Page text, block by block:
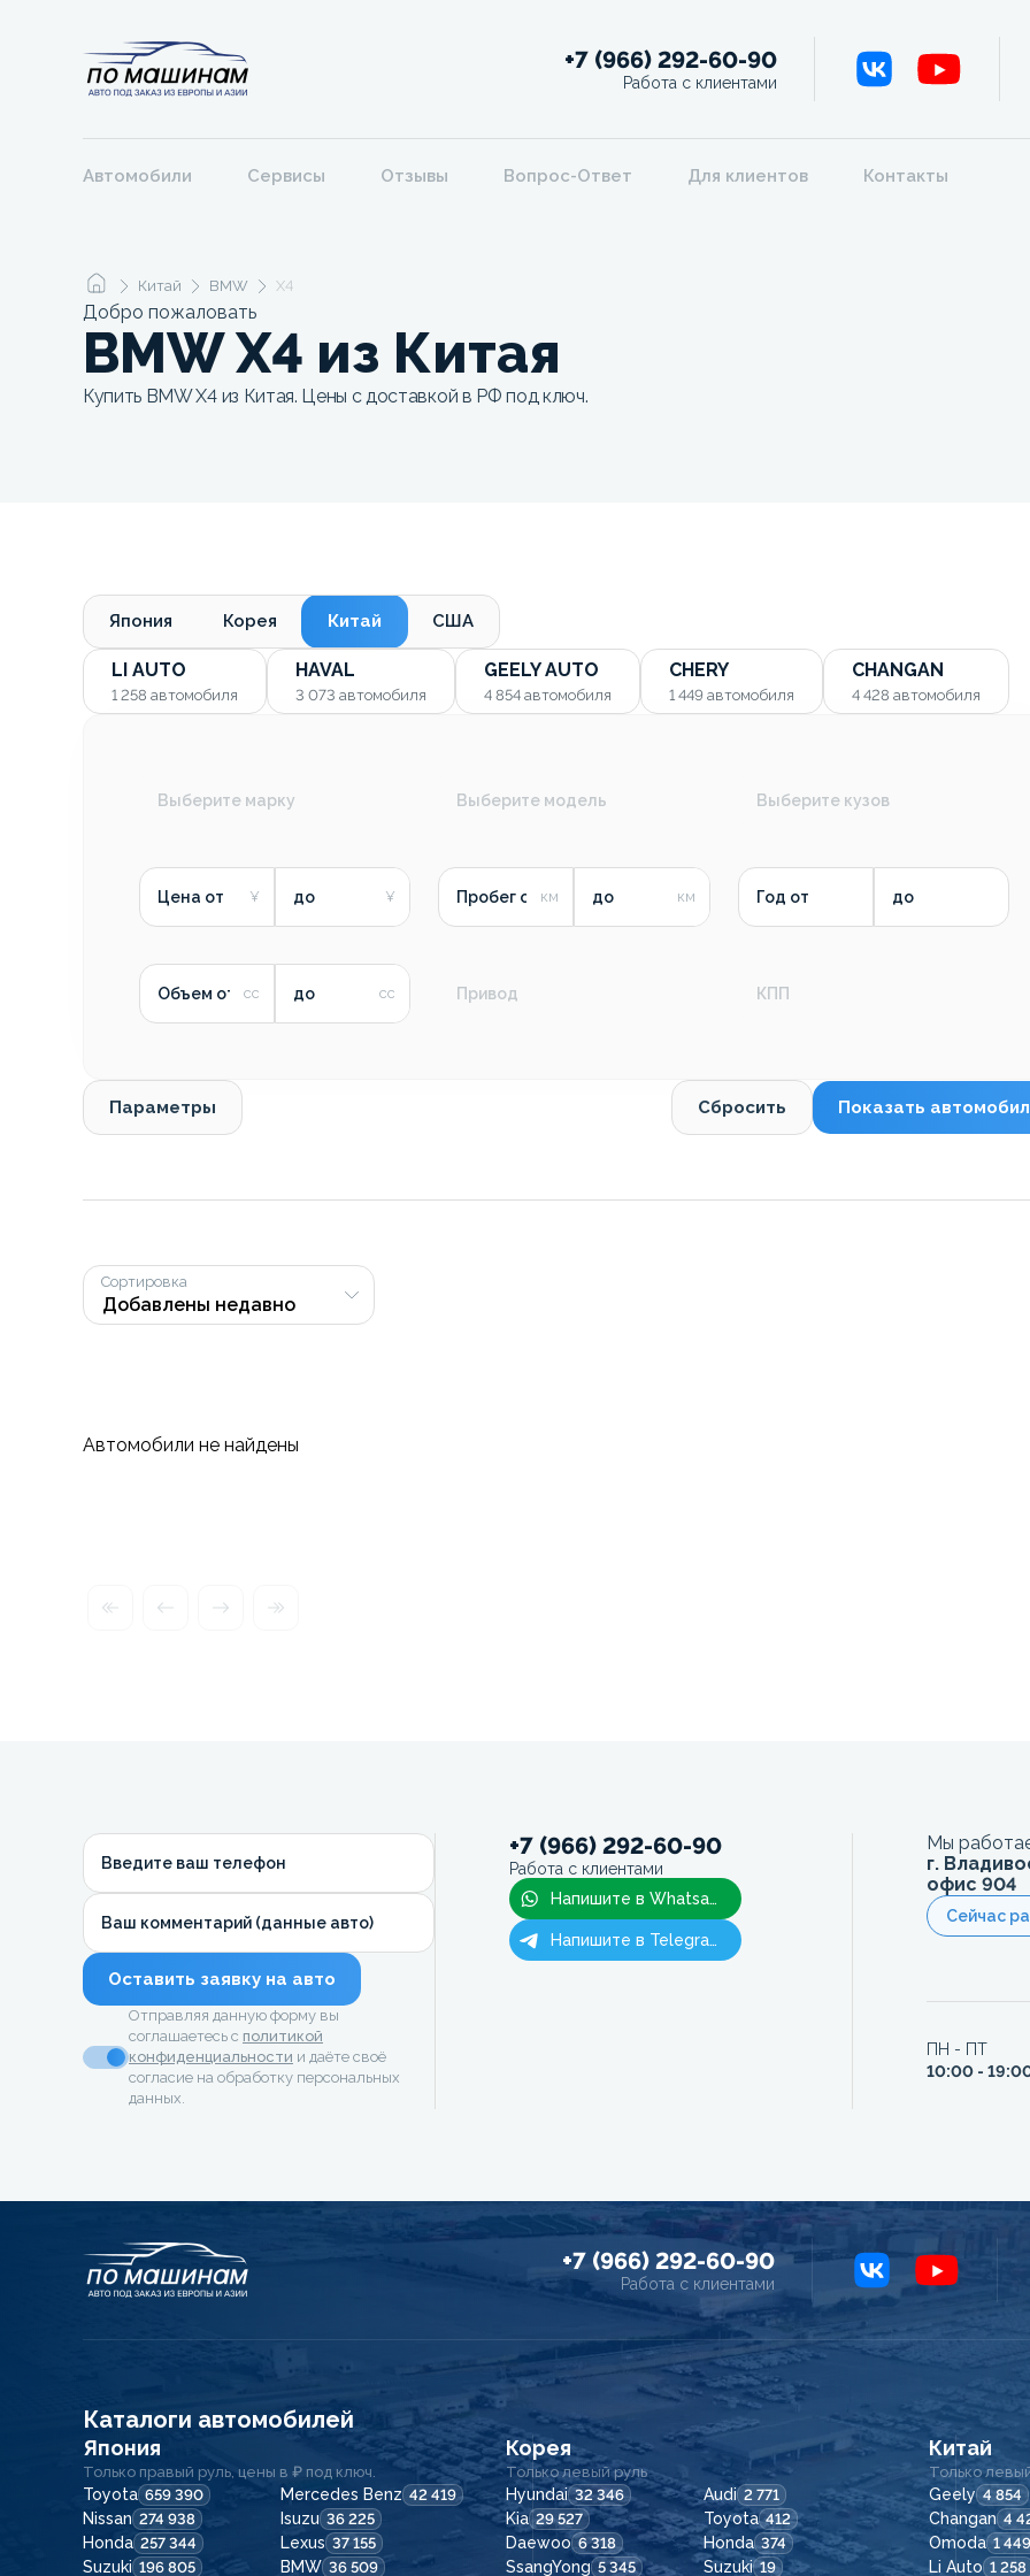
+7 (966) 292-60-90
Работа с клиентами
Автомобили Сервисы Отзывы Вопрос-Ответ Для клиентов Контакты
Китай BMW X4
Добро пожаловать
BMW X4 из Китая
Купить BMW X4 из Китая. Цены с доставкой в РФ под ключ.
Япония Корея Китай США
LI AUTO
1 258 автомобиля
HAVAL
3 073 автомобиля
GEELY AUTO
4 854 автомобиля
CHERY
1 449 автомобиля
CHANGAN
4 428 автомобиля
Выберите марку Выберите модель Выберите кузов
Цена от до Пробег от до Год от до
Объем от до Привод КПП
Параметры Сбросить Показать
Сортировка
Автомобили не найдены
Введите ваш телефон
Ваш комментарий (данные авто)
Оставить заявку на авто
Отправляя данную форму вы
соглашаетесь с политикой
конфиденциальности и даёте своё
согласие на обработку персональных
данных.
+7 (966) 292-60-90
Работа с клиентами
Напишите в Whatsapp
Напишите в Telegram
Мы
г.
офис 904
Сейчас
ПН - ПТ
10:00 -
+7 (966) 292-60-90
Работа с клиентами
Каталоги автомобилей
Япония
Только правый руль, цены в ₽ под ключ.
Toyota 659 390 Mercedes Benz 42 419
Nissan 274 938 Isuzu 36 225
Honda 257 344 Lexus 37 155
Suzuki 196 805 BMW 36 509
Корея
Только левый руль
Hyundai 32 346 Audi 2 771
Kia 29 527 Toyota 412
Daewoo 6 318 Honda 374
SsangYong 5 345 Suzuki 19
Китай
Только
Geely 4 854
Changan 4
Omoda 1 449
Li Auto 1 258